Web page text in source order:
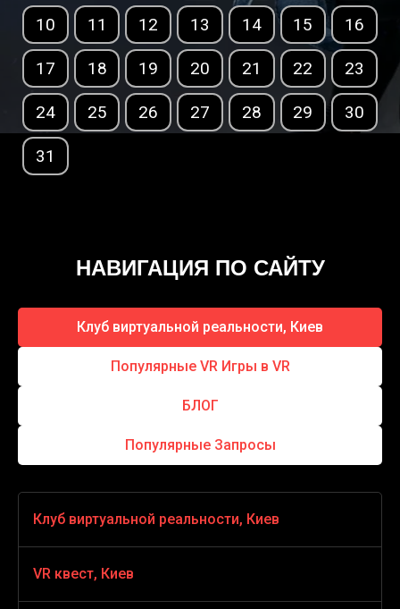
10 11 12 13 14 15 16
17 18 19 20 21 22 23
24 25 26 27 28 29 30
31
НАВИГАЦИЯ ПО САЙТУ
Клуб виртуальной реальности, Киев
Популярные VR Игры в VR
БЛОГ
Популярные Запросы
Клуб виртуальной реальности, Киев
VR игры
VR квест, Киев